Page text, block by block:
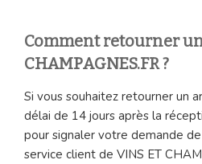
Comment retourner
CHAMPAGNES.FR ?
Si vous souhaitez retourner un
délai de 14 jours après la
pour signaler votre demande
service client de VINS ET